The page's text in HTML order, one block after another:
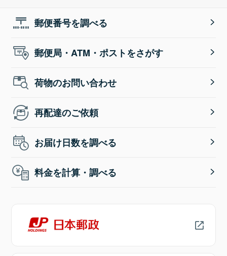
郵便番号を調べる
郵便局・ATM・ポストをさがす
荷物のお問い合わせ
再配達のご依頼
お届け日数を調べる
料金を計算・調べる